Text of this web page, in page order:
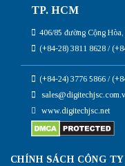
TP. HCM
406/85 đường Cộng
(+84-28) 3811 8628 /
(+84-24) 3776 5866 /
www.digitechjsc.net
CHÍNH SÁCH CÔNG TY